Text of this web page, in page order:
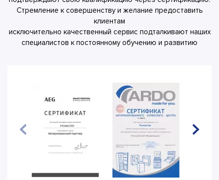
Стремление к совершенству и желание предоставить
клиентам
исключительно качественный сервис подталкивают наших
специалистов к постоянному обучению и развитию